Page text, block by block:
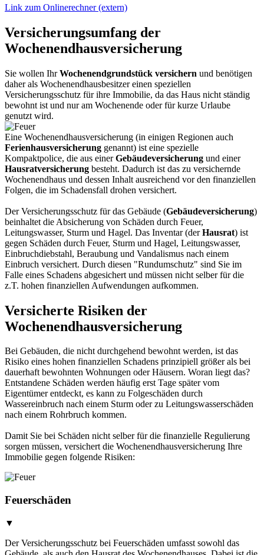
Link zum Onlinerechner (extern)
Versicherungsumfang der
Wochenendhausversicherung
Sie wollen IhrWochenendgrundstück versichern und benötigen
daher als Wochenendhausbesitzer einen speziellen
Versicherungsschutz für ihre Immobilie, da das Haus nicht ständig
bewohnt ist und nur am Wochenende oder für kurze Urlaube
genutzt wird.
Eine Wochenendhausversicherung (in einigen Regionen auch
Ferienhausversicherung genannt) ist eine spezielle
Kompaktpolice, die aus einerGebäudeversicherung und einer
Hausratversicherung besteht. Dadurch ist das zu versichernde
Wochenendhaus und dessen Inhalt ausreichend vor den finanziellen
Folgen, die im Schadensfall drohen versichert.
Der Versicherungsschutz für das Gebäude (Gebäudeversicherung)
beinhaltet die Absicherung von Schäden durch Feuer,
Leitungswasser, Sturm und Hagel. Das Inventar (derHausrat) ist
gegen Schäden durch Feuer, Sturm und Hagel, Leitungswasser,
Einbruchdiebstahl, Beraubung und Vandalismus nach einem
Einbruch versichert. Durch diesen "Rundumschutz" sind Sie im
Falle eines Schadens abgesichert und müssen nicht selber für die
z.T. hohen finanziellen Aufwendungen aufkommen.
Versicherte Risiken der
Wochenendhausversicherung
Bei Gebäuden, die nicht durchgehend bewohnt werden, ist das
Risiko eines hohen finanziellen Schadens prinzipiell größer als bei
dauerhaft bewohnten Wohnungen oder Häusern. Woran liegt das?
Entstandene Schäden werden häufig erst Tage später vom
Eigentümer entdeckt, es kann zu Folgeschäden durch
Wassereinbruch nach einem Sturm oder zu Leitungswasserschäden
nach einem Rohrbruch kommen.
Damit Sie bei Schäden nicht selber für die finanzielle Regulierung
sorgen müssen, versichert die Wochenendhausversicherung Ihre
Immobilie gegen folgende Risiken:
Feuerschäden
▼
Der Versicherungsschutz bei Feuerschäden umfasst sowohl das